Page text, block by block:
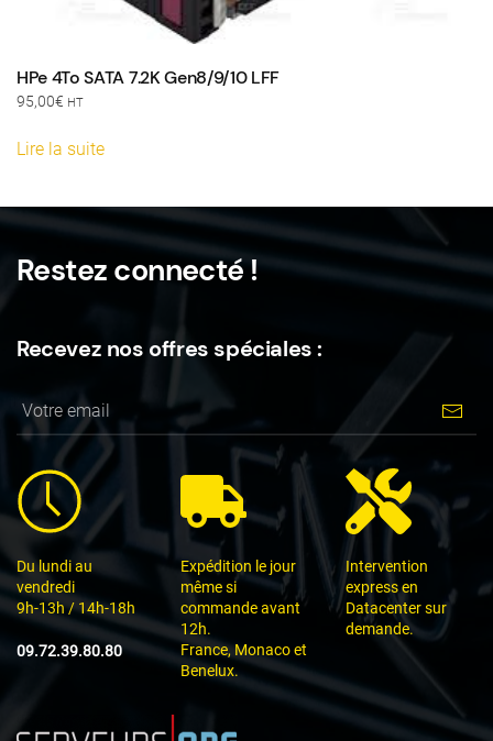
HPe 4To SATA 7.2K Gen8/9/10 LFF
95,00€ HT
Lire la suite
Restez connecté !
Recevez nos offres spéciales :
Du lundi au
vendredi
9h-13h / 14h-18h
09.72.39.80.80
Expédition le jour
même si
commande avant
12h.
France, Monaco et
Benelux.
Intervention
express en
Datacenter sur
demande.